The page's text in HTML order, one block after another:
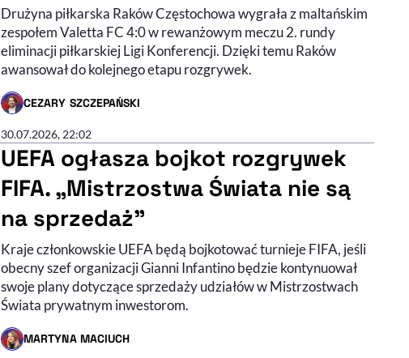
Drużyna piłkarska Raków Częstochowa wygrała z maltańskim
zespołem Valetta FC 4:0 w rewanżowym meczu 2. rundy
eliminacji piłkarskiej Ligi Konferencji. Dzięki temu Raków
awansował do kolejnego etapu rozgrywek.
CEZARY SZCZEPAŃSKI
- AUTOR ARTYKUŁU - PROFIL
30.07.2026, 22:02
UEFA ogłasza bojkot rozgrywek
FIFA. „Mistrzostwa Świata nie są
na sprzedaż"
Kraje członkowskie UEFA będą bojkotować turnieje FIFA, jeśli
obecny szef organizacji Gianni Infantino będzie kontynuował
swoje plany dotyczące sprzedaży udziałów w Mistrzostwach
Świata prywatnym inwestorom.
MARTYNA MACIUCH
- AUTOR ARTYKUŁU - PROFIL